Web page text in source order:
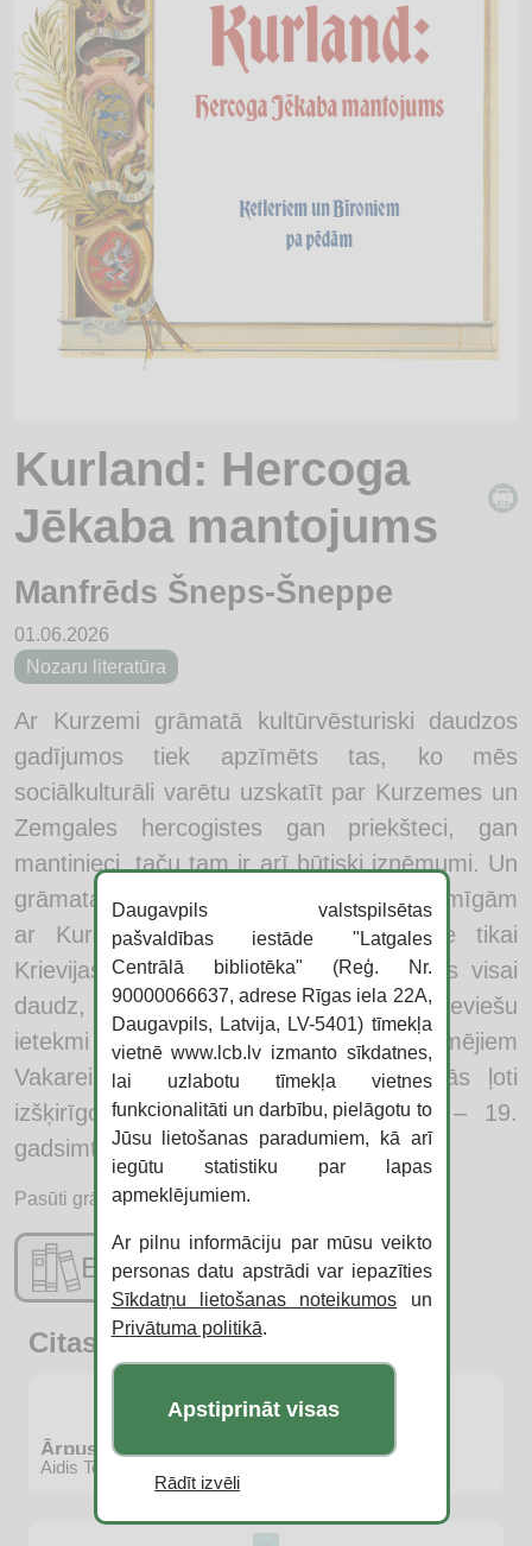
Kurland: Hercoga
Jēkaba mantojums
Manfrēds Šneps-Šneppe
01.06.2026
Nozaru literatūra
Ar Kurzemi grāmatā kultūrvēsturiski daudzos
gadījumos tiek apzīmēts tas, ko mēs
sociālkulturāli varētu uzskatīt par Kurzemes un
Zemgales hercogistes gan priekšteci, gan
mantinieci, taču tam ir arī būtiski izņēmumi. Un
grāmata ir arī par sievietēm – par nozīmīgām
ar Kurzemi saistītām sievietēm – ne tikai
Krievijas caru galmos, par ko ir rakstīts visai
daudz, bet arī par ar Kurzemi saistītu sieviešu
ietekmi uz nozīmīgu lēmumu pieņēmējiem
Vakareiropas valstu valdošajās aprindās ļoti
izšķirīgos vēstures posmos, jo īpaši – 19.
gadsimta pirmajā pusē.
Pasūti grāmatu:
E-katalogs
Citas jaunās grāmatas
Ārpus ētera
Aidis Tomsons
Daugavpils valstspilsētas
pašvaldības iestāde "Latgales
Centrālā bibliotēka" (Reģ. Nr.
90000066637, adrese Rīgas iela 22A,
Daugavpils, Latvija, LV-5401) tīmekļa
vietnē www.lcb.lv izmanto sīkdatnes,
lai uzlabotu tīmekļa vietnes
funkcionalitāti un darbību, pielāgotu to
Jūsu lietošanas paradumiem, kā arī
iegūtu statistiku par lapas
apmeklējumiem.
Ar pilnu informāciju par mūsu veikto
personas datu apstrādi var iepazīties
Sīkdatņu lietošanas noteikumos un
Privātuma politikā.
Apstiprināt visas
Rādīt izvēli